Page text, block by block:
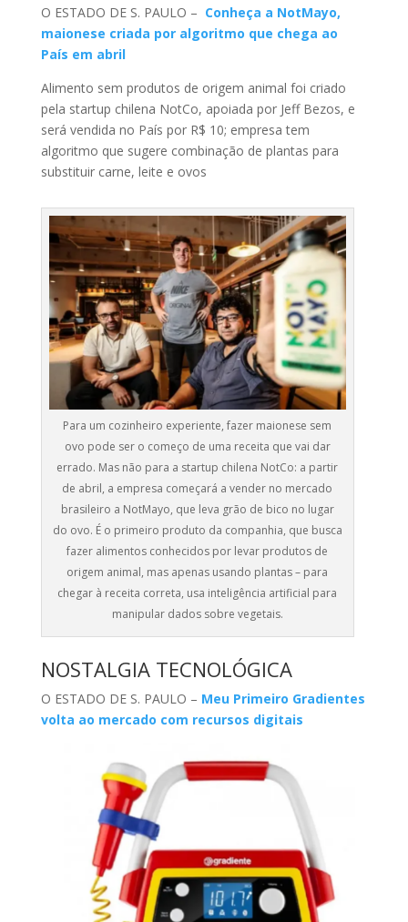
O ESTADO DE S. PAULO – Conheça a NotMayo,
maionese criada por algoritmo que chega ao
País em abril
Alimento sem produtos de origem animal foi criado
pela startup chilena NotCo, apoiada por Jeff Bezos, e
será vendida no País por R$ 10; empresa tem
algoritmo que sugere combinação de plantas para
substituir carne, leite e ovos
Para um cozinheiro experiente, fazer maionese sem
ovo pode ser o começo de uma receita que vai dar
errado. Mas não para a startup chilena NotCo: a partir
de abril, a empresa começará a vender no mercado
brasileiro a NotMayo, que leva grão de bico no lugar
do ovo. É o primeiro produto da companhia, que busca
fazer alimentos conhecidos por levar produtos de
origem animal, mas apenas usando plantas – para
chegar à receita correta, usa inteligência artificial para
manipular dados sobre vegetais.
NOSTALGIA TECNOLÓGICA
O ESTADO DE S. PAULO – Meu Primeiro Gradientes
volta ao mercado com recursos digitais